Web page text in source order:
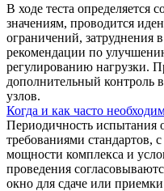
В ходе теста определяется
значениям, проводится
ограничений, затруднения
рекомендации по
регулированию нагрузки.
дополнительный контроль
узлов.
Когда и как часто
Периодичность испытания
требованиями стандартов,
мощности комплекса и
проведения
окно для сдаче или приемки